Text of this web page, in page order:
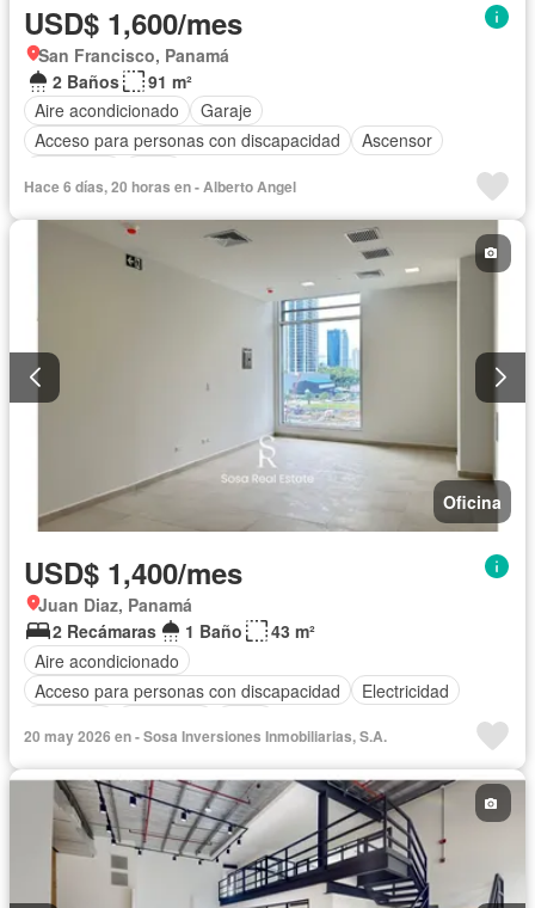
USD$ 1,600/mes
San Francisco, Panamá
2 Baños
91 m²
Aire acondicionado
Garaje
Acceso para personas con discapacidad
Ascensor
Hace 6 días, 20 horas en - Alberto Angel
Oficina
USD$ 1,400/mes
Juan Diaz, Panamá
2 Recámaras
1 Baño
43 m²
Aire acondicionado
Acceso para personas con discapacidad
Electricidad
20 may 2026 en - Sosa Inversiones Inmobiliarias, S.A.